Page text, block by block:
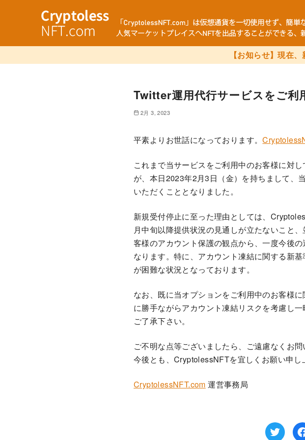
【お知らせ】現在
Twitter運用代行サービスをご利
2月 3, 2023
平素よりお世話になっております。
これまで当サービスをご利用中のお客様に対
が、本日2023年2月3日（金）を持ちまして、
いただくこととなりました。
新規受付停止に至った理由としては、
月中旬以降提供状況の見通しが立たないこと
客様のアカウント保護の観点から、一度今後
なります。特に、アカウント凍結に関する新
が困難な状況となっております。
なお、既に当オプションをご利用中のお客様
に勝手ながらアカウント凍結リスクを考慮し
ご了承下さい。
ご不明な点等ございましたら、ご遠慮なくお
今後とも、CryptolessNFTを宜しくお願い申し
CryptolessNFT.com 運営事務局